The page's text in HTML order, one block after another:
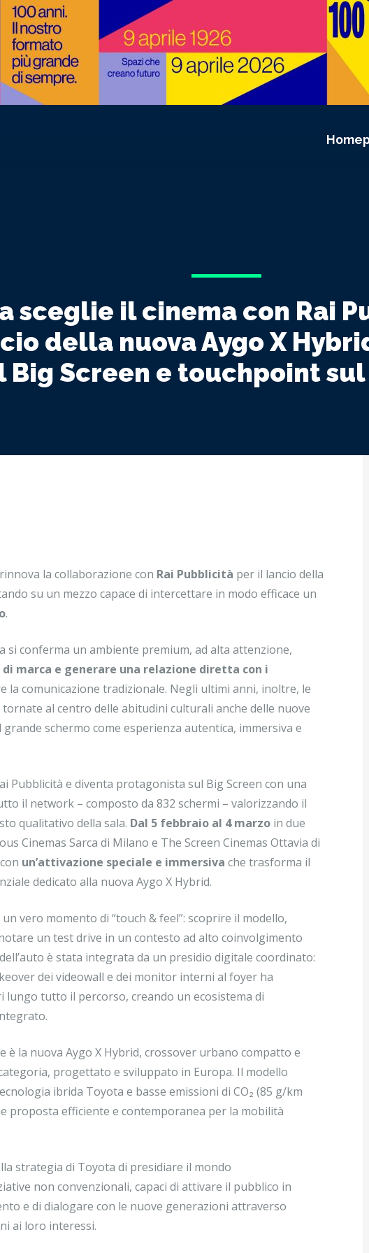
sceglie il cinema con Rai
della nuova Aygo X
Big Screen e touchpoint
la collaborazione con Rai Pubblicità per il lancio della
su un mezzo capace di intercettare in modo efficace un
.
si conferma un ambiente premium, ad alta attenzione,
marca e generare una relazione diretta con i
la comunicazione tradizionale. Negli ultimi anni, inoltre, le
al centro delle abitudini culturali anche delle nuove
schermo come esperienza autentica, immersiva e
Pubblicità e diventa protagonista sul Big Screen con una
il network – composto da 832 schermi – valorizzando il
qualitativo della sala. Dal 5 febbraio al 4 marzo in due
Cinemas Sarca di Milano e The Screen Cinemas Ottavia di
un’attivazione speciale e immersiva che trasforma il
dedicato alla nuova Aygo X Hybrid.
vero momento di “touch & feel”: scoprire il modello,
un test drive in un contesto ad alto coinvolgimento
è stata integrata da un presidio digitale coordinato:
dei videowall e dei monitor interni al foyer ha
tutto il percorso, creando un ecosistema di
è la nuova Aygo X Hybrid, crossover urbano compatto e
progettato e sviluppato in Europa. Il modello
ibrida Toyota e basse emissioni di CO₂ (85 g/km
proposta efficiente e contemporanea per la mobilità
strategia di Toyota di presidiare il mondo
non convenzionali, capaci di attivare il pubblico in
e di dialogare con le nuove generazioni attraverso
ai loro interessi.